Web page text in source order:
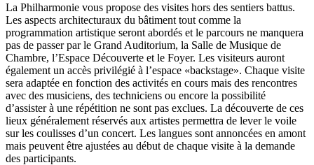
La Philharmonie vous propose des visites hors des sentiers battus.
Les aspects architecturaux du bâtiment tout comme la
programmation artistique seront abordés et le parcours ne manquera
pas de passer par le Grand Auditorium, la Salle de Musique de
Chambre, l’Espace Découverte et le Foyer. Les visiteurs auront
également un accès privilégié à l’espace «backstage». Chaque visite
sera adaptée en fonction des activités en cours mais des rencontres
avec des musiciens, des techniciens ou encore la possibilité
d’assister à une répétition ne sont pas exclues. La découverte de ces
lieux généralement réservés aux artistes permettra de lever le voile
sur les coulisses d’un concert. Les langues sont annoncées en amont
mais peuvent être ajustées au début de chaque visite à la demande
des participants.